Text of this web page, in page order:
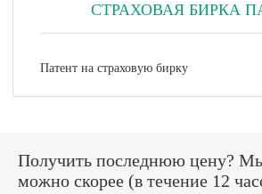
СТРАХОВАЯ БИРКА
Патент на страховую бирку
Получить последнюю цену?
можно скорее (в течение 12